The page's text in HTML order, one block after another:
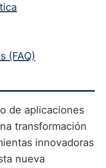
(FAQ)
de aplicaciones
transformación
innovadoras
nueva